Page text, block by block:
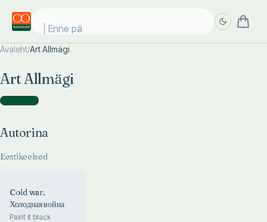
Enne päi
Avaleht/Art Allmägi
Art Allmägi
Autorina )
Autorina
Eestikeelsed
Cold war.
Холодная война
Paint it black